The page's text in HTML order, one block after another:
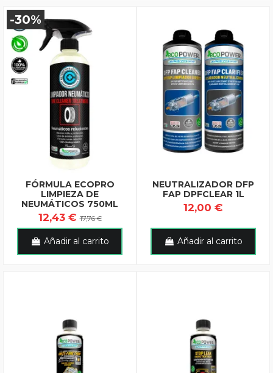
-30%
FÓRMULA ECOPRO
LIMPIEZA DE
NEUMÁTICOS 750ML
12,43 €17,76 €
Añadir al carrito
NEUTRALIZADOR DFP
FAP DPFCLEAR 1L
12,00 €
Añadir al carrito